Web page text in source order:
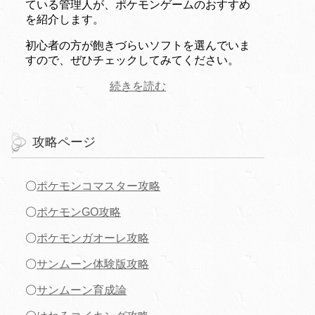
ている管理人が、ポケモンゲームのおすすめ
を紹介します。
初心者の方が飽きづらいソフトを選んでいま
すので、ぜひチェックしてみてください。
続きを読む
攻略ページ
〇ポケモンコマスター攻略
〇ポケモンGO攻略
〇ポケモンガオーレ攻略
〇サンムーン体験版攻略
〇サンムーン育成論